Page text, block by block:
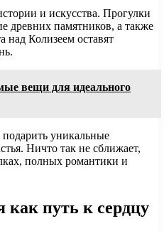
и искусства. Прогулки
древних памятников, а также
над Колизеем оставят
вещи для идеального
уникальные
Ничто так не сближает,
полных романтики и
путь к сердцу